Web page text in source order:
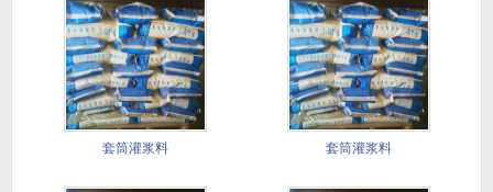
套筒灌浆料 套筒灌浆料